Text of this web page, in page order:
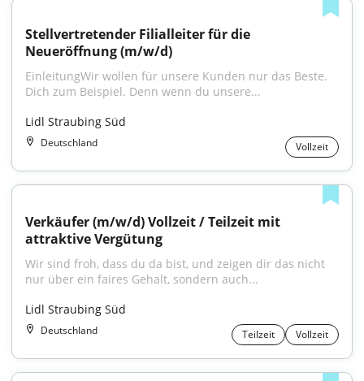
Stellvertretender Filialleiter für die
Neueröffnung (m/w/d)
EinleitungWir wollen für unsere Kunden nur das Beste.
Dich zum Beispiel. Denn wenn du unsere...
Lidl Straubing Süd
Deutschland Vollzeit
Verkäufer (m/w/d) Vollzeit / Teilzeit mit
attraktive Vergütung
Wir sind froh, dass du da bist, und zeigen dir das nicht
nur über ein faires Gehalt, sondern auch...
Lidl Straubing Süd
Deutschland Teilzeit Vollzeit